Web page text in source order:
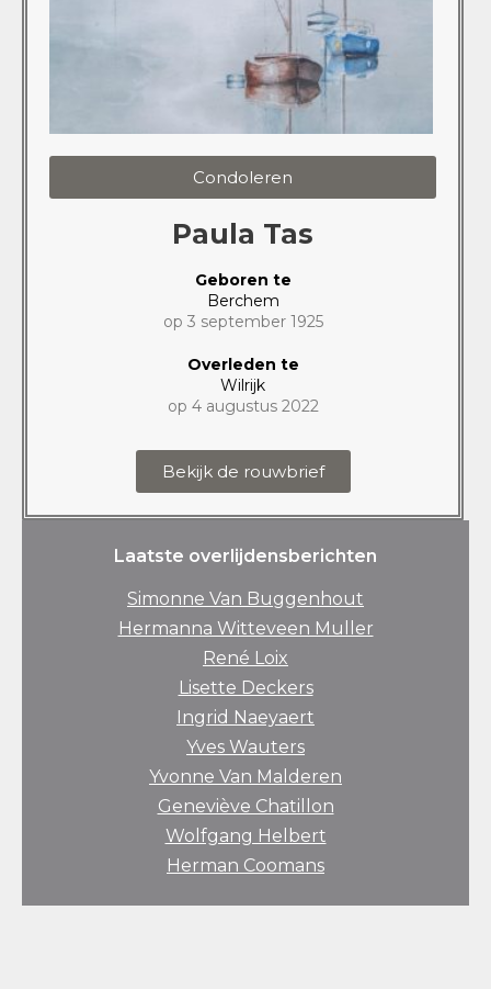
Condoleren
Paula Tas
Geboren te
Berchem
op 3 september 1925
Overleden te
Wilrijk
op 4 augustus 2022
Bekijk de rouwbrief
Laatste overlijdensberichten
Simonne Van Buggenhout
Hermanna Witteveen Muller
René Loix
Lisette Deckers
Ingrid Naeyaert
Yves Wauters
Yvonne Van Malderen
Geneviève Chatillon
Wolfgang Helbert
Herman Coomans